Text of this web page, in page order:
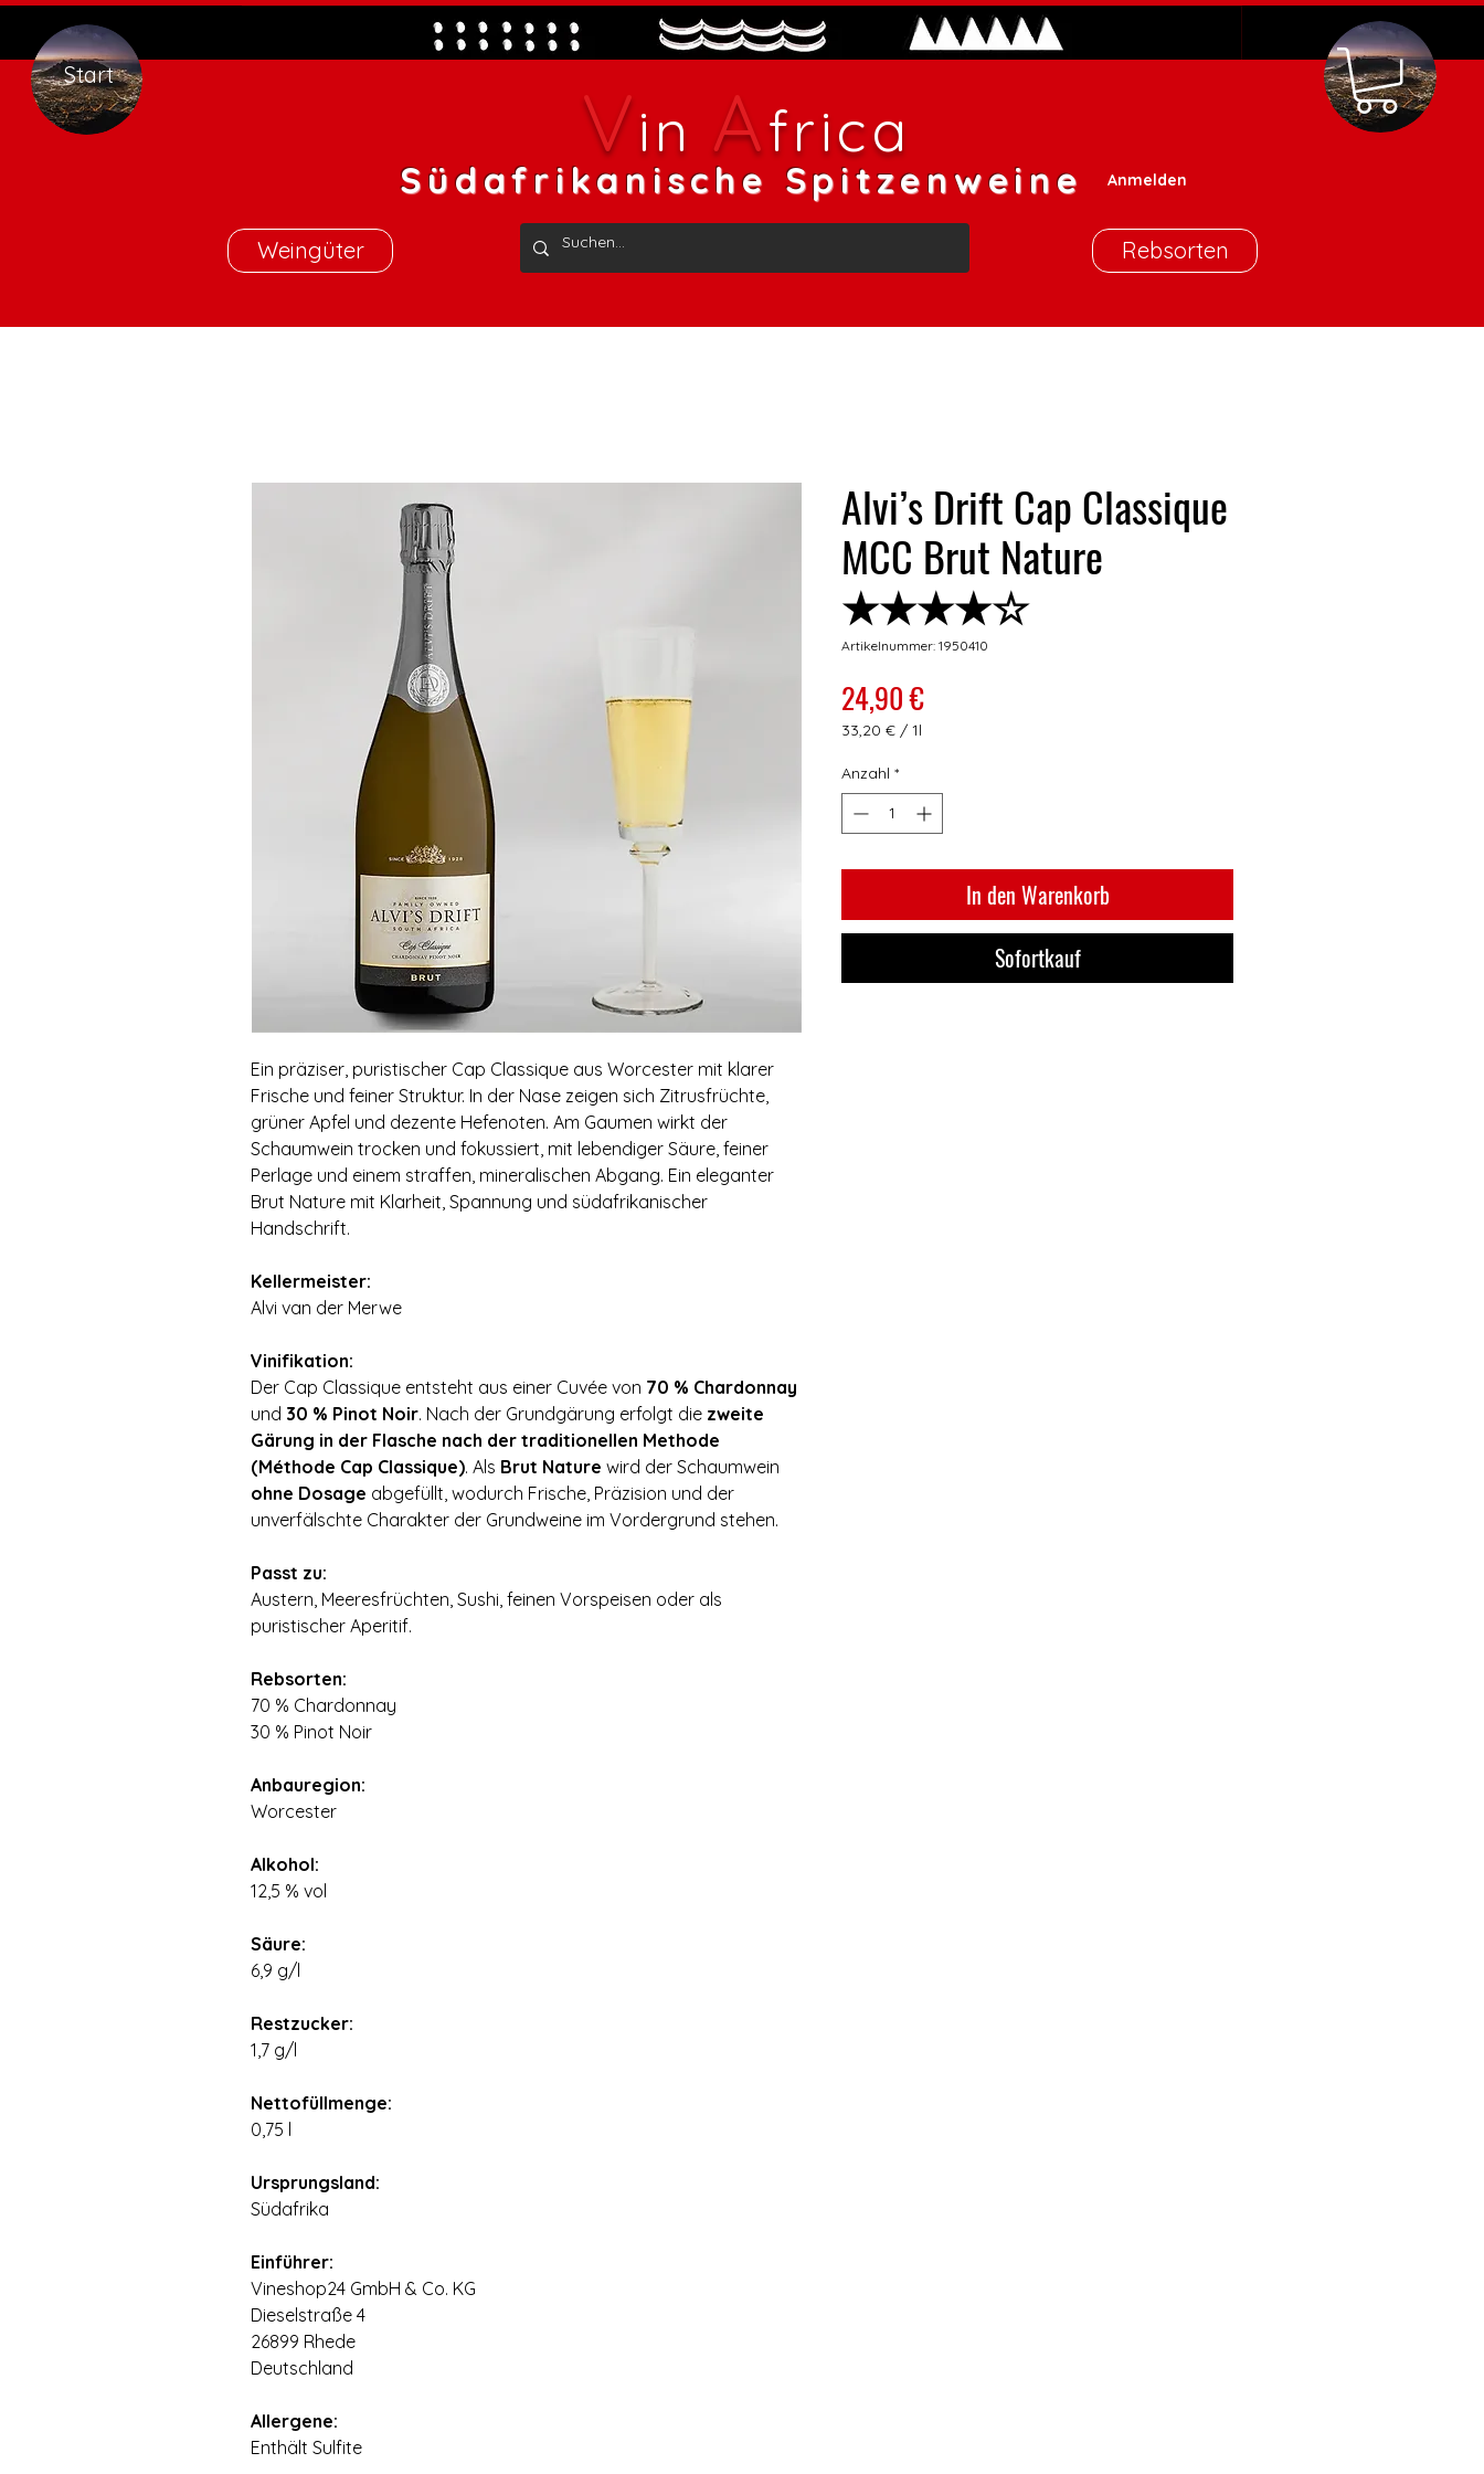
Start
Weingüter
Vin Africa
Südafrikanische Spitzenweine Anmelden
Rebsorten
Ein präziser, puristischer Cap Classique aus Worcester mit klarer
Frische und feiner Struktur. In der Nase zeigen sich Zitrusfrüchte,
grüner Apfel und dezente Hefenoten. Am Gaumen wirkt der
Schaumwein trocken und fokussiert, mit lebendiger Säure, feiner
Perlage und einem straffen, mineralischen Abgang. Ein eleganter
Brut Nature mit Klarheit, Spannung und südafrikanischer
Handschrift.
Kellermeister:
Alvi van der Merwe
Vinifikation:
Der Cap Classique entsteht aus einer Cuvée von 70 % Chardonnay
und 30 % Pinot Noir. Nach der Grundgärung erfolgt die zweite
Gärung in der Flasche nach der traditionellen Methode
(Méthode Cap Classique). Als Brut Nature wird der Schaumwein
ohne Dosage abgefüllt, wodurch Frische, Präzision und der
unverfälschte Charakter der Grundweine im Vordergrund stehen.
Passt zu:
Austern, Meeresfrüchten, Sushi, feinen Vorspeisen oder als
puristischer Aperitif.
Rebsorten:
70 % Chardonnay
30 % Pinot Noir
Anbauregion:
Worcester
Alkohol:
12,5 % vol
Säure:
6,9 g/l
Restzucker:
1,7 g/l
Nettofüllmenge:
0,75 l
Ursprungsland:
Südafrika
Einführer:
Vineshop24 GmbH & Co. KG
Dieselstraße 4
26899 Rhede
Deutschland
Allergene:
Enthält Sulfite
Alvi’s Drift Cap Classique
MCC Brut Nature
★★★★☆
Artikelnummer: 1950410
24,90 €Preis
33,20 € / 1l
pro
1
Liter
Anzahl *
In den Warenkorb
Sofortkauf